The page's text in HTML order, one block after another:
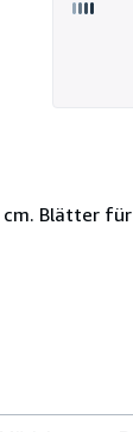
Blätter